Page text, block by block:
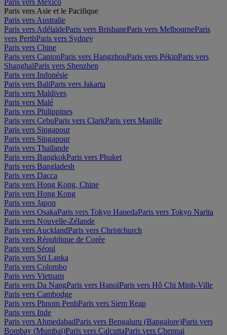
Paris vers Mexico
Paris vers Asie et le Pacifique
Paris vers Australie
Paris vers AdélaïdeParis vers BrisbaneParis vers MelbourneParis
vers PerthParis vers Sydney
Paris vers Chine
Paris vers CantonParis vers HangzhouParis vers PékinParis vers
ShanghaiParis vers Shenzhen
Paris vers Indonésie
Paris vers BaliParis vers Jakarta
Paris vers Maldives
Paris vers Malé
Paris vers Philippines
Paris vers CebuParis vers ClarkParis vers Manille
Paris vers Singapour
Paris vers Singapour
Paris vers Thaïlande
Paris vers BangkokParis vers Phuket
Paris vers Bangladesh
Paris vers Dacca
Paris vers Hong Kong, Chine
Paris vers Hong Kong
Paris vers Japon
Paris vers OsakaParis vers Tokyo HanedaParis vers Tokyo Narita
Paris vers Nouvelle-Zélande
Paris vers AucklandParis vers Christchurch
Paris vers République de Corée
Paris vers Séoul
Paris vers Sri Lanka
Paris vers Colombo
Paris vers Vietnam
Paris vers Da NangParis vers HanoïParis vers Hô Chi Minh-Ville
Paris vers Cambodge
Paris vers Phnom PenhParis vers Siem Reap
Paris vers Inde
Paris vers AhmedabadParis vers Bengaluru (Bangalore)Paris vers
Bombay (Mumbai)Paris vers CalcuttaParis vers Chennai